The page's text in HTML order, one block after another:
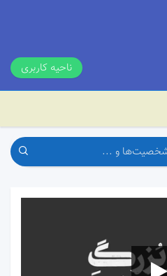
ناحیه کاربری